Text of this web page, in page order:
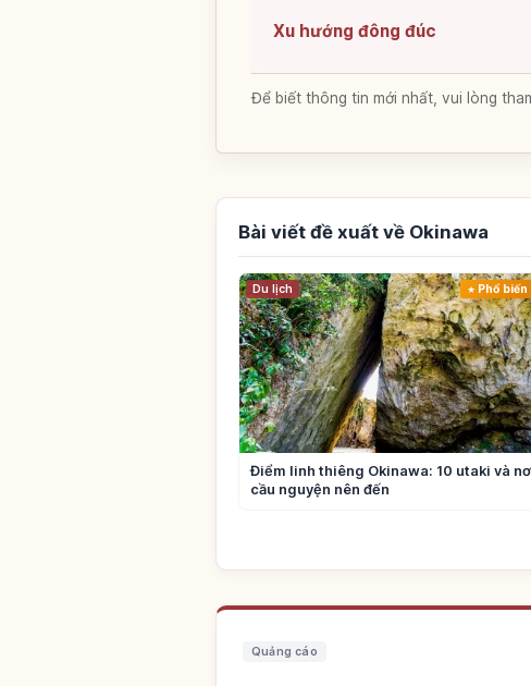
Xu hướng đông đúc
Để biết thông tin mới nhất, vui lòng
Bài viết đề xuất về Okinawa
Du lịch Phổ biến
Điểm linh thiêng Okinawa: 10 utaki và
cầu nguyện nên đến
Quảng cáo